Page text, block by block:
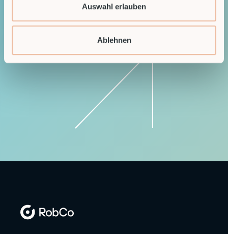
Auswahl erlauben
Ablehnen